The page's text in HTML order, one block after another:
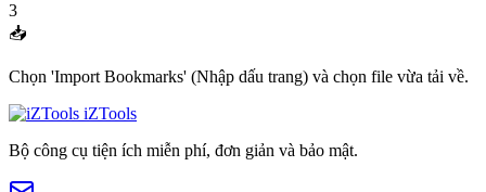
3
📥
Chọn 'Import Bookmarks' (Nhập dấu trang) và chọn file vừa tải về.
iZTools
Bộ công cụ tiện ích miễn phí, đơn giản và bảo mật.